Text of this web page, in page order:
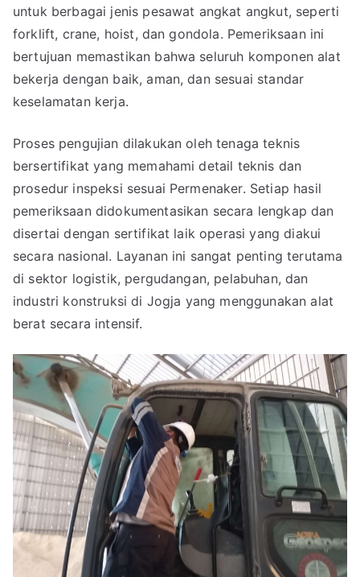
untuk berbagai jenis pesawat angkat angkut, seperti
forklift, crane, hoist, dan gondola. Pemeriksaan ini
bertujuan memastikan bahwa seluruh komponen alat
bekerja dengan baik, aman, dan sesuai standar
keselamatan kerja.
Proses pengujian dilakukan oleh tenaga teknis
bersertifikat yang memahami detail teknis dan
prosedur inspeksi sesuai Permenaker. Setiap hasil
pemeriksaan didokumentasikan secara lengkap dan
disertai dengan sertifikat laik operasi yang diakui
secara nasional. Layanan ini sangat penting terutama
di sektor logistik, pergudangan, pelabuhan, dan
industri konstruksi di Jogja yang menggunakan alat
berat secara intensif.